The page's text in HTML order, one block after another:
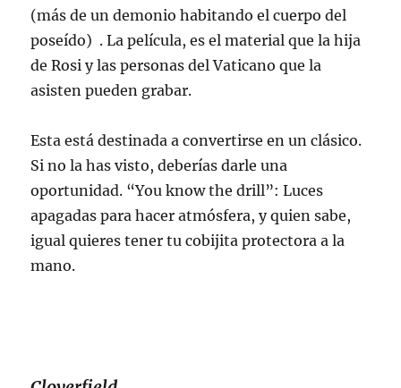
(más de un demonio habitando el cuerpo del
poseído) . La película, es el material que la hija
de Rosi y las personas del Vaticano que la
asisten pueden grabar.
Esta está destinada a convertirse en un clásico.
Si no la has visto, deberías darle una
oportunidad. “You know the drill”: Luces
apagadas para hacer atmósfera, y quien sabe,
igual quieres tener tu cobijita protectora a la
mano.